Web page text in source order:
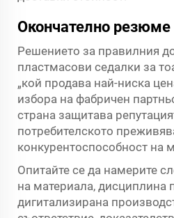
Окончателно резюме
Решението за правилния
пластмасови седалки за
„кой продава най-ниска
избора на фабричен
страна защитава
потребителското
конкурентоспособност на
Опитайте се да намерите
на материала, дисциплина
дигитализирана